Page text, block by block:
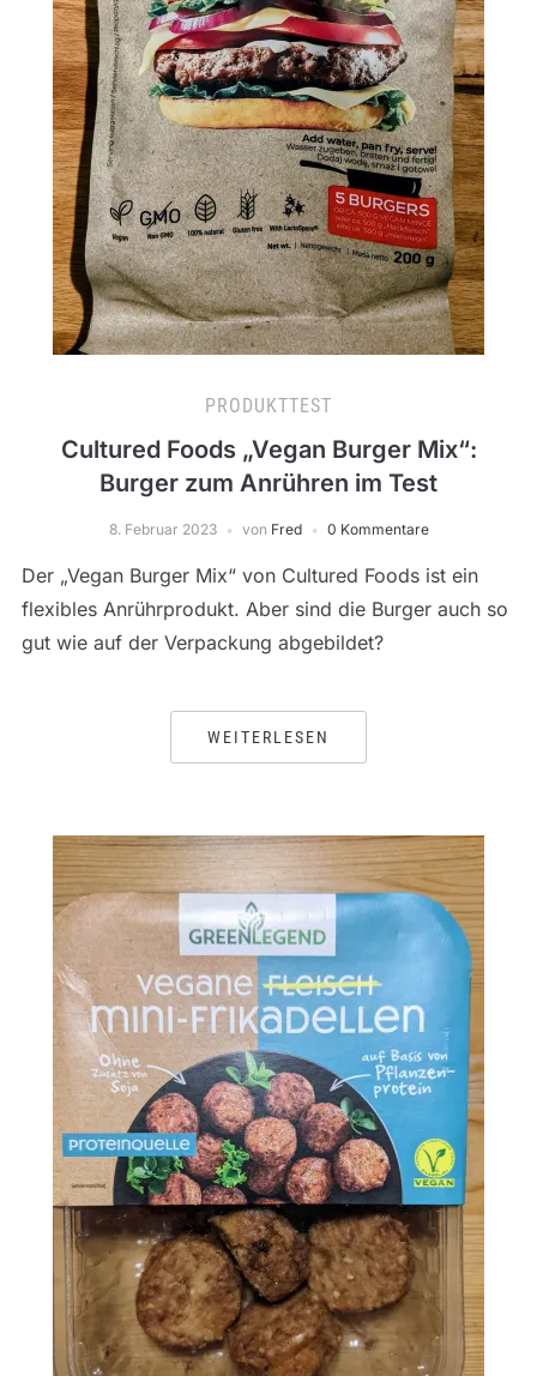
PRODUKTTEST
Cultured Foods „Vegan Burger Mix“:
Burger zum Anrühren im Test
8. Februar 2023 von Fred 0 Kommentare
Der „Vegan Burger Mix“ von Cultured Foods ist ein
flexibles Anrührprodukt. Aber sind die Burger auch so
gut wie auf der Verpackung abgebildet?
WEITERLESEN